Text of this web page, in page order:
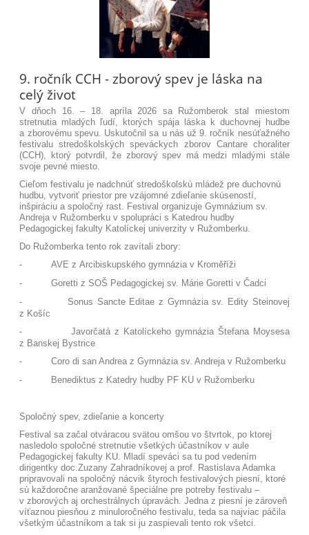
9. ročník CCH - zborový spev je láska na
celý život
V dňoch 16. – 18. apríla 2026 sa Ružomberok stal miestom
stretnutia mladých ľudí, ktorých spája láska k duchovnej hudbe
a zborovému spevu. Uskutočnil sa u nás už 9. ročník nesúťažného
festivalu stredoškolských speváckych zborov Cantare choraliter
(CCH), ktorý potvrdil, že zborový spev má medzi mladými stále
svoje pevné miesto.
Cieľom festivalu je nadchnúť stredoškolskú mládež pre duchovnú
hudbu, vytvoriť priestor pre vzájomné zdieľanie skúseností,
inšpiráciu a spoločný rast. Festival organizuje Gymnázium sv.
Andreja v Ružomberku v spolupráci s Katedrou hudby
Pedagogickej fakulty Katolíckej univerzity v Ružomberku.
Do Ružomberka tento rok zavítali zbory:
-
AVE z Arcibiskupského gymnázia v Kroměříži
-
Goretti z SOŠ Pedagogickej sv. Márie Goretti v Čadci
-
Sonus Sancte Editae z Gymnázia sv. Edity Steinovej
z Košíc
-
Javorčatá z Katolíckeho gymnázia Štefana Moysesa
z Banskej Bystrice
-
Coro di san Andrea z Gymnázia sv. Andreja v Ružomberku
-
Benediktus z Katedry hudby PF KU v Ružomberku
Spoločný spev, zdieľanie a koncerty
Festival sa začal otváracou svätou omšou vo štvrtok, po ktorej
nasledolo spoločné stretnutie všetkých účastníkov v aule
Pedagogickej fakulty KU. Mladí speváci sa tu pod vedením
dirigentky doc.Zuzany Zahradníkovej a prof. Rastislava Adamka
pripravovali na spoločný nácvik štyroch festivalových piesní, ktoré
sú každoročne aranžované špeciálne pre potreby festivalu –
v zborových aj orchestrálnych úpravách. Jedna z piesní je zároveň
víťaznou piesňou z minuloročného festivalu, teda sa najviac páčila
všetkým účastníkom a tak si ju zaspievali tento rok všetci.